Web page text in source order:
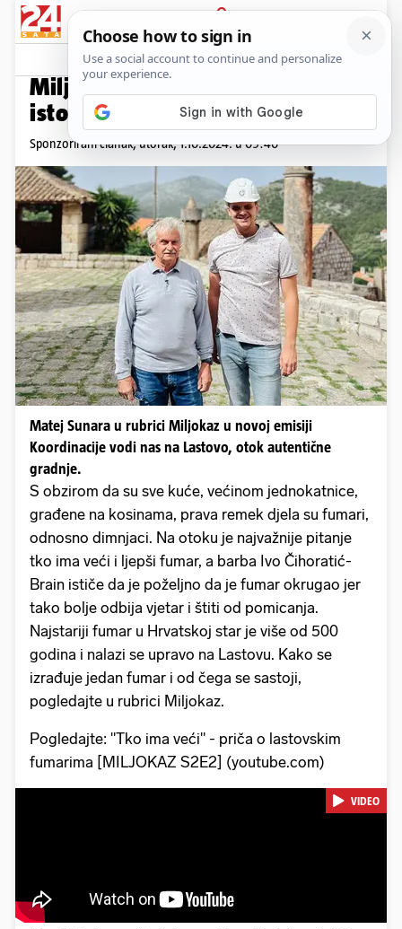
PRIJAVA
Promo sadržaj
Miljokaz: Na Lastovu nema
istog fumara
Sponzorirani članak,utorak, 1.10.2024. u 09:40
Matej Sunara u rubrici Miljokaz u novoj emisiji
Koordinacije vodi nas na Lastovo, otok autentične
gradnje.
S obzirom da su sve kuće, većinom jednokatnice,
građene na kosinama, prava remek djela su fumari,
odnosno dimnjaci. Na otoku je najvažnije pitanje
tko ima veći i ljepši fumar, a barba Ivo Čihoratić-
Brain ističe da je poželjno da je fumar okrugao jer
tako bolje odbija vjetar i štiti od pomicanja.
Najstariji fumar u Hrvatskoj star je više od 500
godina i nalazi se upravo na Lastovu. Kako se
izrađuje jedan fumar i od čega se sastoji,
pogledajte u rubrici Miljokaz.
Pogledajte: "Tko ima veći" - priča o lastovskim
fumarima [MILJOKAZ S2E2] (youtube.com)
VIDEO